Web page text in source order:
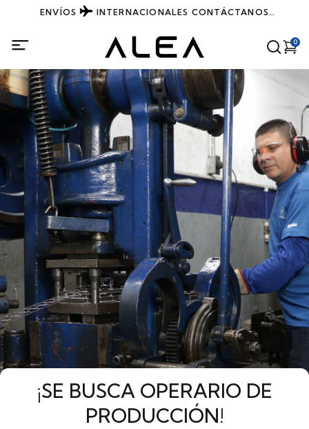
ENVÍOS INTERNACIONALES CONTÁCTANOS
0
¡SE BUSCA OPERARIO DE
PRODUCCIÓN!